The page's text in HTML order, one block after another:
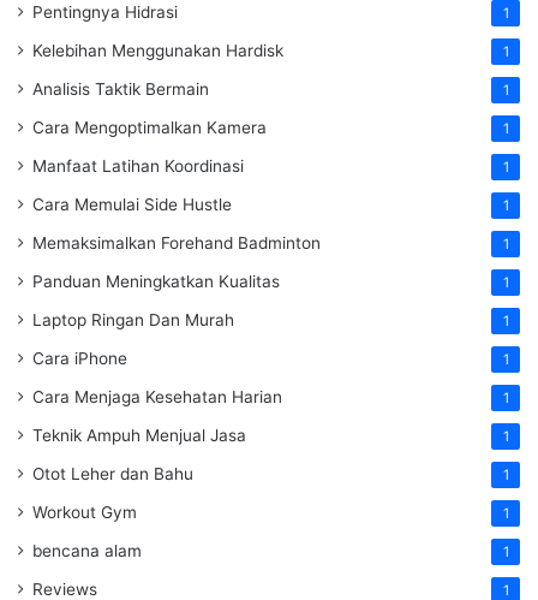
Pentingnya Hidrasi 1
Kelebihan Menggunakan Hardisk 1
Analisis Taktik Bermain 1
Cara Mengoptimalkan Kamera 1
Manfaat Latihan Koordinasi 1
Cara Memulai Side Hustle 1
Memaksimalkan Forehand Badminton 1
Panduan Meningkatkan Kualitas 1
Laptop Ringan Dan Murah 1
Cara iPhone 1
Cara Menjaga Kesehatan Harian 1
Teknik Ampuh Menjual Jasa 1
Otot Leher dan Bahu 1
Workout Gym 1
bencana alam 1
Reviews 1